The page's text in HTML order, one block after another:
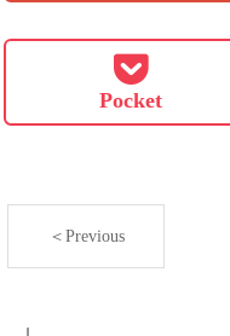
Pocket
＜Previous